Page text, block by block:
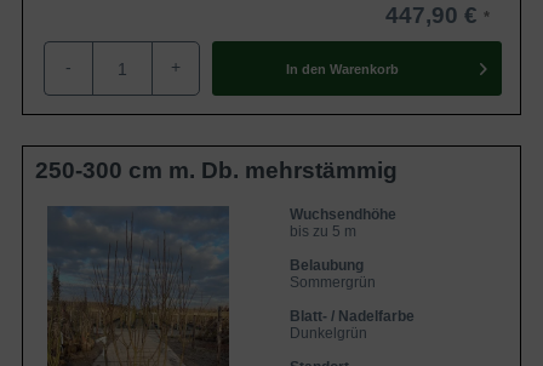
447,90 €
- + In den Warenkorb
250-300 cm m. Db. mehrstämmig
Wuchsendhöhe
bis zu 5 m
Belaubung
Sommergrün
Blatt- / Nadelfarbe
Dunkelgrün